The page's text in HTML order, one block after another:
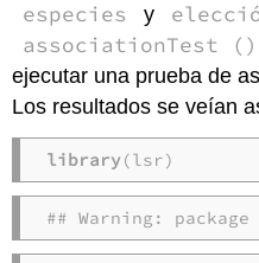
especies y
associationTest ()
ejecutar una prueba de
Los resultados se veían
library(lsr)
## Warning: